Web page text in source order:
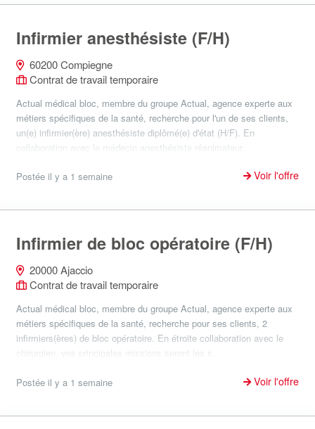
Infirmier anesthésiste (F/H)
60200 Compiegne
Contrat de travail temporaire
Actual médical bloc, membre du groupe Actual, agence experte aux
métiers spécifiques de la santé, recherche pour l'un de ses clients,
un(e) infirmier(ère) anesthésiste diplômé(e) d'état (H/F). En
collaboration avec le médecin anesthésiste réanimateur...
Postée il y a 1 semaine Voir l'offre
Infirmier de bloc opératoire (F/H)
20000 Ajaccio
Contrat de travail temporaire
Actual médical bloc, membre du groupe Actual, agence experte aux
métiers spécifiques de la santé, recherche pour ses clients, 2
infirmiers(ères) de bloc opératoire. En étroite collaboration avec le
chirurgien, vos principales missions seront les s...
Postée il y a 1 semaine Voir l'offre